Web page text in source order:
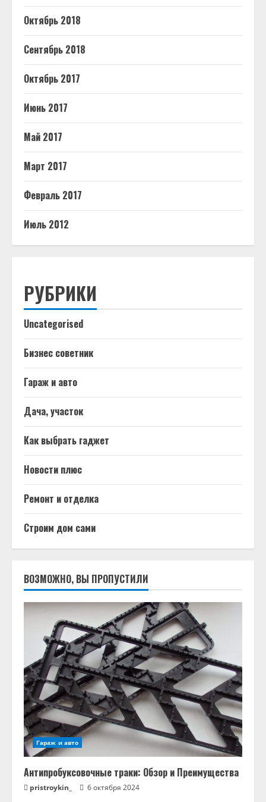
Октябрь 2018
Сентябрь 2018
Октябрь 2017
Июнь 2017
Май 2017
Март 2017
Февраль 2017
Июль 2012
РУБРИКИ
Uncategorised
Бизнес советник
Гараж и авто
Дача, участок
Как выбрать гаджет
Новости плюс
Ремонт и отделка
Строим дом сами
ВОЗМОЖНО, ВЫ ПРОПУСТИЛИ
Гараж и авто
Антипробуксовочные траки: Обзор и Преимущества
pristroykin_ 6 октября 2024